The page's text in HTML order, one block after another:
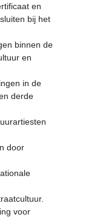
en
bij het
binnen de
en
in de
derde
door
voor